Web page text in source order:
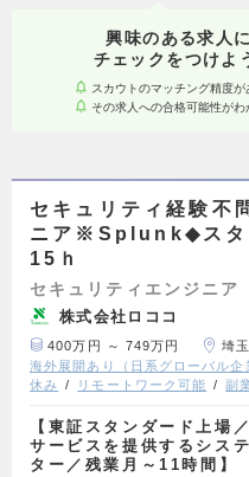
興味のある求人に
チェックをつけよ
スカウトのマッチング精度が
その求人への合格可能性がわ
セキュリティ経験不
ニア※Splunk◆スタ
15ｈ
セキュリティエンジニア
株式会社ロココ
400万円 ～ 749万円
埼
海外展開あり（日系グローバル企
休み
リモートワーク可能 副
【東証スタンダード上場
サービスを提供するシス
ター／残業月～11時間】